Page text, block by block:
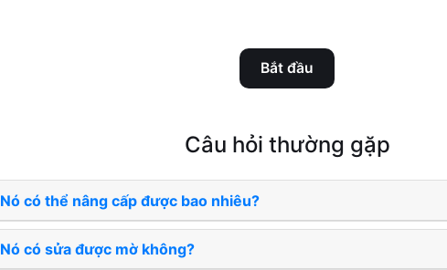
Bắt đầu
Câu hỏi thường gặp
Nó có thể nâng cấp được bao nhiêu?
Nó có sửa được mờ không?